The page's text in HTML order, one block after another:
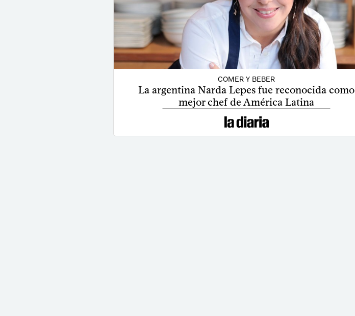
COMER Y BEBER
La argentina Narda Lepes fue reconocida como
mejor chef de América Latina